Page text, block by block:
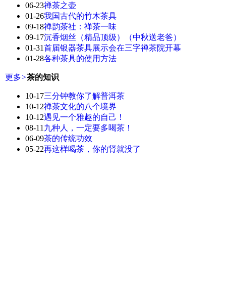
06-23禅茶之壶
01-26我国古代的竹木茶具
09-18禅韵茶社：禅茶一味
09-17沉香烟丝（精品顶级）（中秋送老爸）
01-31首届银器茶具展示会在三字禅茶院开幕
01-28各种茶具的使用方法
更多>茶的知识
10-17三分钟教你了解普洱茶
10-12禅茶文化的八个境界
10-12遇见一个雅趣的自己！
08-11 九种人，一定要多喝茶！
06-09茶的传统功效
05-22再这样喝茶，你的肾就没了